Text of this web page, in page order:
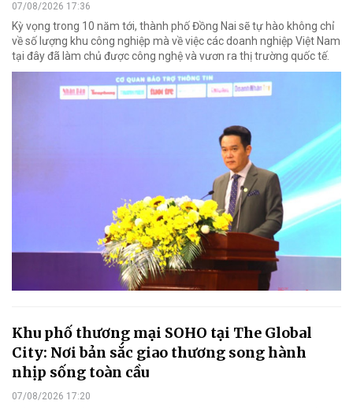
07/08/2026 17:36
Kỳ vọng trong 10 năm tới, thành phố Đồng Nai sẽ tự hào không chỉ
về số lượng khu công nghiệp mà về việc các doanh nghiệp Việt Nam
tại đây đã làm chủ được công nghệ và vươn ra thị trường quốc tế.
Khu phố thương mại SOHO tại The Global
City: Nơi bản sắc giao thương song hành
nhịp sống toàn cầu
07/08/2026 17:20